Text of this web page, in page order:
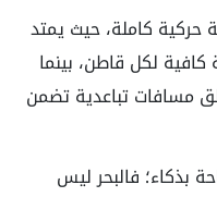
حركية كاملة، حيث يمتد
لكل قاطن، بينما
مسافات تباعدية تضمن
بذكاء؛ فالبحر ليس